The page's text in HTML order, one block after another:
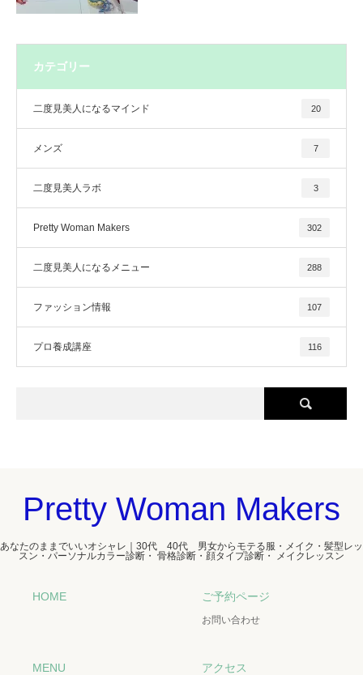
カテゴリー
二度見美人になるマインド 20
メンズ 7
二度見美人ラボ 3
Pretty Woman Makers 302
二度見美人になるメニュー 288
ファッション情報 107
プロ養成講座 116
Pretty Woman Makers
あなたのままでいいオシャレ｜30代 40代 男女からモテる服・メイク・髪型レッ
スン・パーソナルカラー診断・ 骨格診断・顔タイプ診断・ メイクレッスン
HOME ご予約ページ
お問い合わせ
MENU アクセス